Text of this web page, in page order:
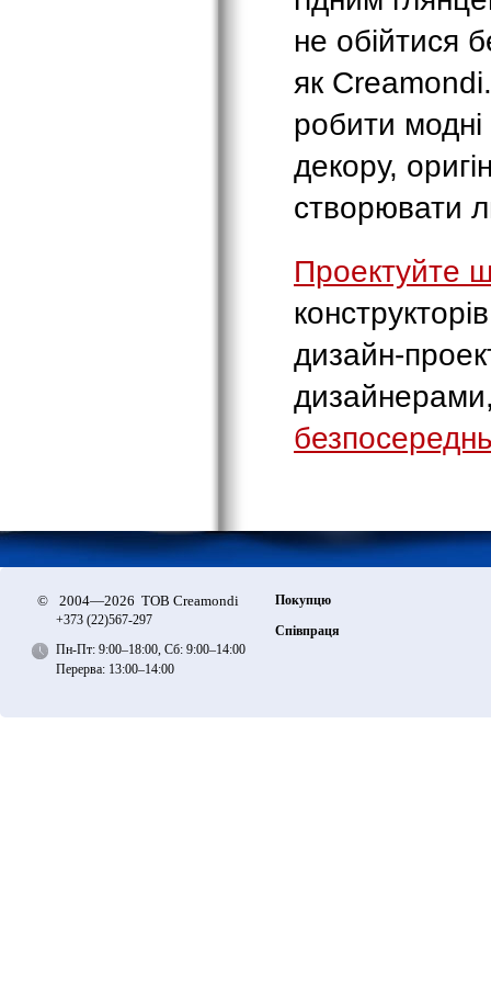
не обійтися
як
робити
декору,
створювати
Проектуйте
дизайн-
© 2004—2026 ТОВ Creamondi
+373 (22)567-297
Пн-Пт: 9:00–18:00, Сб: 9:00–14:00
Перерва: 13:00–14:00
Покупцю
Співпраця